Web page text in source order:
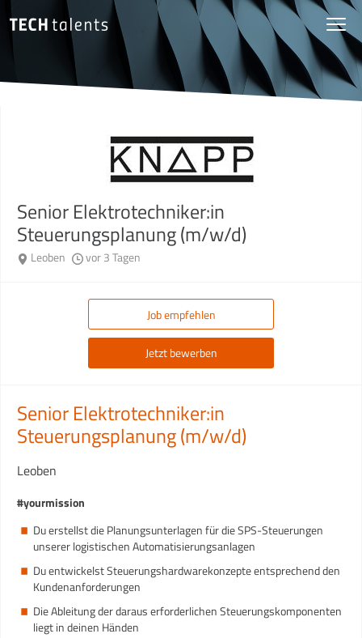
Senior Elektrotechniker:in
Steuerungsplanung (m/w/d)
Leoben vor 3 Tagen
Job empfehlen
Jetzt bewerben
Senior Elektrotechniker:in
Steuerungsplanung (m/w/d)
Leoben
#yourmission
Du erstellst die Planungsunterlagen für die SPS-Steuerungen
unserer logistischen Automatisierungsanlagen
Du entwickelst Steuerungshardwarekonzepte entsprechend den
Kundenanforderungen
Die Ableitung der daraus erforderlichen Steuerungskomponenten
liegt in deinen Händen